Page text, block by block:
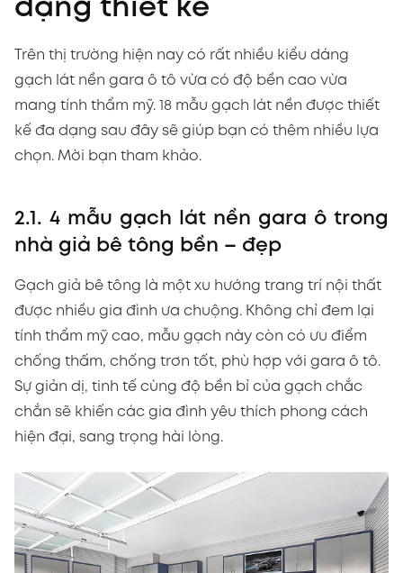
dạng thiết kế
Trên thị trường hiện nay có rất nhiều kiểu dáng
gạch lát nền gara ô tô vừa có độ bền cao vừa
mang tính thẩm mỹ. 18 mẫu gạch lát nền được thiết
kế đa dạng sau đây sẽ giúp bạn có thêm nhiều lựa
chọn. Mời bạn tham khảo.
2.1. 4 mẫu gạch lát nền gara ô trong
nhà giả bê tông bền – đẹp
Gạch giả bê tông là một xu hướng trang trí nội thất
được nhiều gia đình ưa chuộng. Không chỉ đem lại
tính thẩm mỹ cao, mẫu gạch này còn có ưu điểm
chống thấm, chống trơn tốt, phù hợp với gara ô tô.
Sự giản dị, tinh tế cùng độ bền bỉ của gạch chắc
chắn sẽ khiến các gia đình yêu thích phong cách
hiện đại, sang trọng hài lòng.